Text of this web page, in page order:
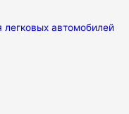
автомобилей